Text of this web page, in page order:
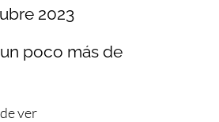
2023
poco más de
ver